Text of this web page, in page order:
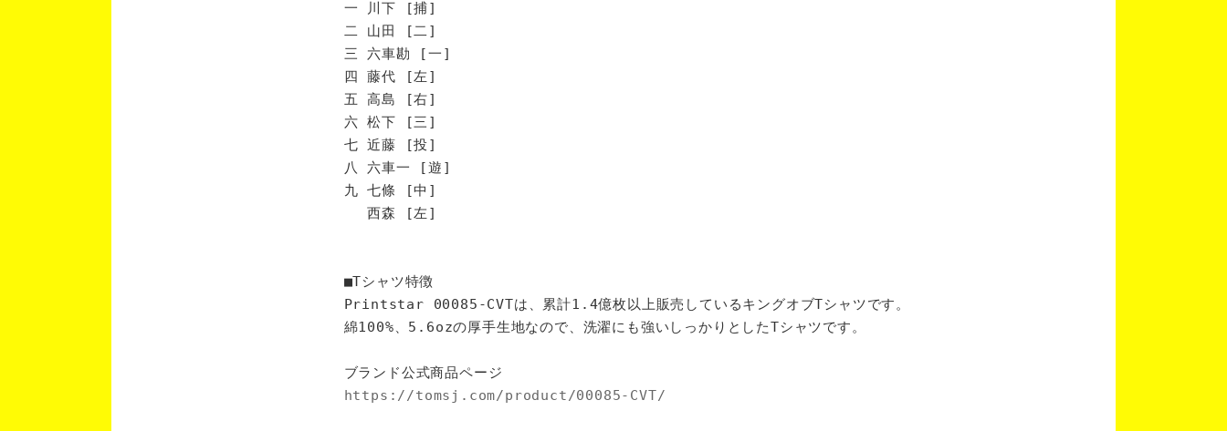
一 川下 [捕]
二 山田 [二]
三 六車勘 [一]
四 藤代 [左]
五 高島 [右]
六 松下 [三]
七 近藤 [投]
八 六車一 [遊]
九 七條 [中]
西森 [左]
■Tシャツ特徴
Printstar 00085-CVTは、累計1.4億枚以上販売しているキングオブTシャツです。
綿100%、5.6ozの厚手生地なので、洗濯にも強いしっかりとしたTシャツです。
ブランド公式商品ページ
https://tomsj.com/product/00085-CVT/